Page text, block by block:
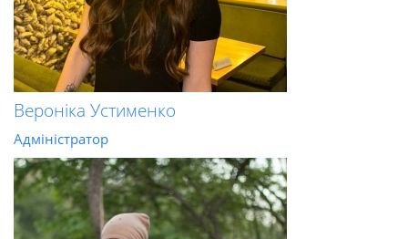
Вероніка Устименко
Адміністратор